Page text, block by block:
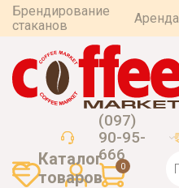
Брендирование
стаканов
Аренда
(097)
90-95-
666
0
Каталог
товаров